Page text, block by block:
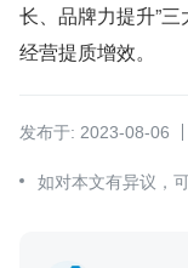
长、品牌力提升”
经营提质增效。
发布于: 2023-08-06
如对本文有异议，